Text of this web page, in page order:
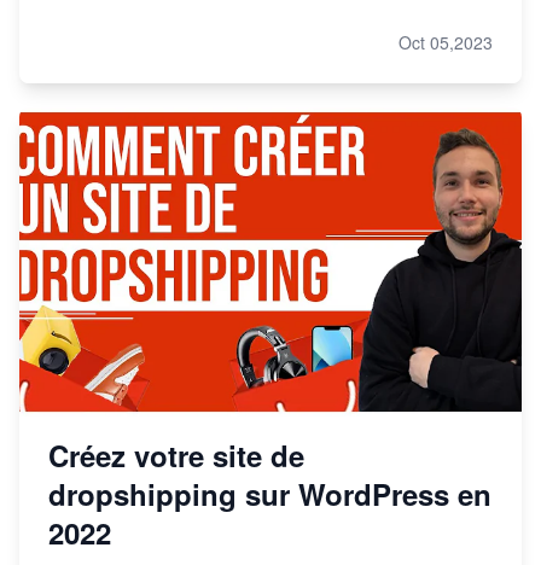
Oct 05,2023
Créez votre site de
dropshipping sur WordPress en
2022